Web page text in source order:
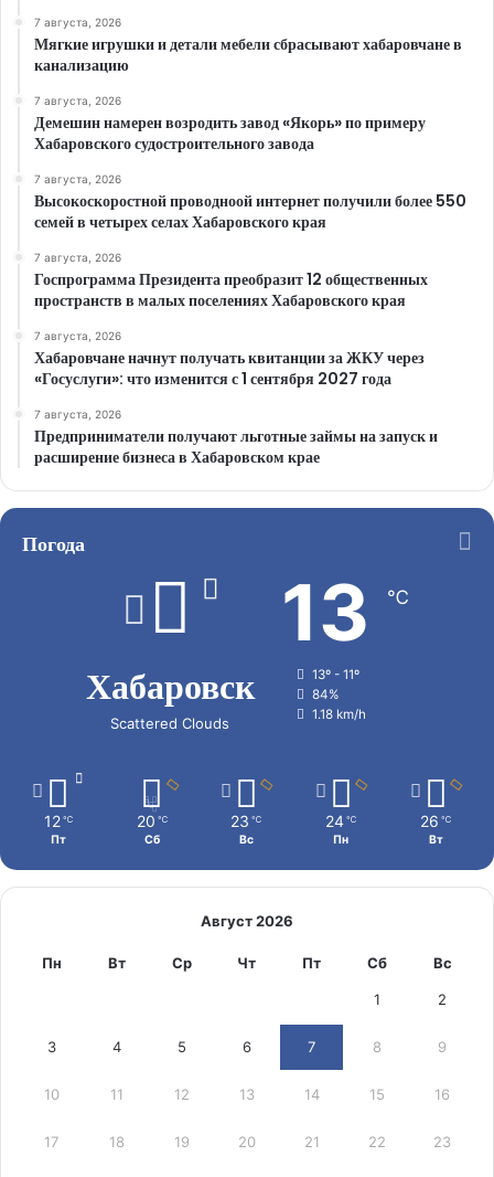
7 августа, 2026
Мягкие игрушки и детали мебели сбрасывают хабаровчане в
канализацию
7 августа, 2026
Демешин намерен возродить завод «Якорь» по примеру
Хабаровского судостроительного завода
7 августа, 2026
Высокоскоростной проводноой интернет получили более 550
семей в четырех селах Хабаровского края
7 августа, 2026
Госпрограмма Президента преобразит 12 общественных
пространств в малых поселениях Хабаровского края
7 августа, 2026
Хабаровчане начнут получать квитанции за ЖКУ через
«Госуслуги»: что изменится с 1 сентября 2027 года
7 августа, 2026
Предприниматели получают льготные займы на запуск и
расширение бизнеса в Хабаровском крае
Погода
Хабаровск
Scattered Clouds
13 ℃
13º - 11º
84%
1.18 km/h
12 ℃
Пт
20 ℃
Сб
23 ℃
Вс
24 ℃
Пн
26 ℃
Вт
Август 2026
Пн Вт Ср Чт Пт Сб Вс
1 2
3 4 5 6 7 8 9
10 11 12 13 14 15 16
17 18 19 20 21 22 23